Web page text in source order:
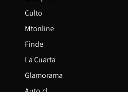
Culto
Mtonline
Finde
La Cuarta
Glamorama